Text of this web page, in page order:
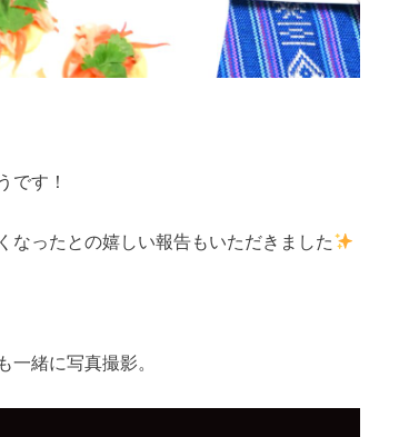
です！
なったとの嬉しい報告もいただきました
緒に写真撮影。